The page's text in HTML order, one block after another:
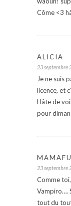
Côme <3
ALICIA
23 septembre
Je ne suis
licence, et
Hâte de
pour
23 septembre
Comme
Vampiro….
tout du